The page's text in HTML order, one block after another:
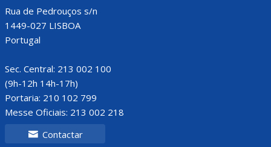
Rua de Pedrouços s/n
1449-027 LISBOA
Portugal
Sec. Central: 213 002 100
(9h-12h 14h-17h)
Portaria: 210 102 799
Messe Oficiais: 213 002 218
Contactar